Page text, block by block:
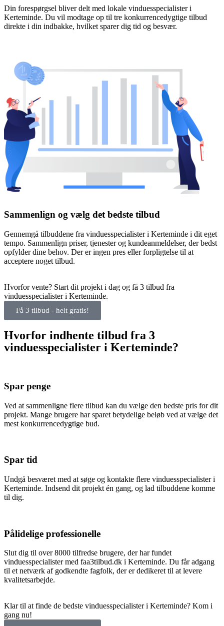
Din forespørgsel bliver delt med lokale vinduesspecialister i
Kerteminde. Du vil modtage op til tre konkurrencedygtige tilbud
direkte i din indbakke, hvilket sparer dig tid og besvær.
Sammenlign og vælg det bedste tilbud
Gennemgå tilbuddene fra vinduesspecialister i Kerteminde i dit eget
tempo. Sammenlign priser, tjenester og kundeanmeldelser, der bedst
opfylder dine behov. Der er ingen pres eller forpligtelse til at
acceptere noget tilbud.
Hvorfor vente? Start dit projekt i dag og få 3 tilbud fra
vinduesspecialister i Kerteminde.
Få 3 tilbud - helt gratis!
Hvorfor indhente tilbud fra 3
vinduesspecialister i Kerteminde?
Spar penge
Ved at sammenligne flere tilbud kan du vælge den bedste pris for dit
projekt. Mange brugere har sparet betydelige beløb ved at vælge det
mest konkurrencedygtige bud.
Spar tid
Undgå besværet med at søge og kontakte flere vinduesspecialister i
Kerteminde. Indsend dit projekt én gang, og lad tilbuddene komme
til dig.
Pålidelige professionelle
Slut dig til over 8000 tilfredse brugere, der har fundet
vinduesspecialister med faa3tilbud.dk i Kerteminde. Du får adgang
til et netværk af godkendte fagfolk, der er dedikeret til at levere
kvalitetsarbejde.
Klar til at finde de bedste vinduesspecialister i Kerteminde? Kom i
gang nu!